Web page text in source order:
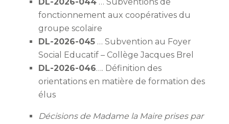
fonctionnement aux coopératives du
groupe scolaire
DL-2026-045 … Subvention au Foyer
Social Educatif – Collège Jacques Brel
DL-2026-046…. Définition des
orientations en matière de formation des
élus
Décisions de Madame la Maire prises par